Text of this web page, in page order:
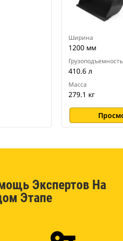
Ширина
1200 мм
Грузоподъемность
410.6 л
Масса
279.1 кг
Экспертов На
Этапе